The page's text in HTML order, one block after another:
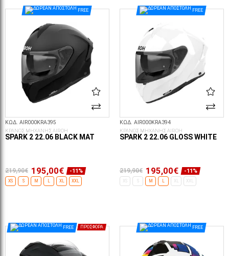
FREE
ΚΩΔ. AIR000KRA395
ΚΡΑΝΟΣ ΜΗΧΑΝΗΣ AIROH
SPARK 2 22.06 BLACK MAT
219,90€ 195,00€ -11%
XS S M L XL XXL
FREE
ΚΩΔ. AIR000KRA394
ΚΡΑΝΟΣ ΜΗΧΑΝΗΣ AIROH
SPARK 2 22.06 GLOSS WHITE
219,90€ 195,00€ -11%
XS S M L XL XXL
FREE ΠΡΟΣΦΟΡΆ FREE